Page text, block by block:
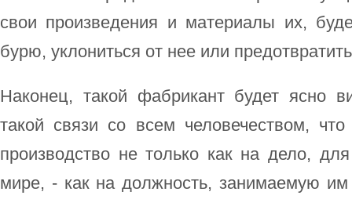
свои произведения и материалы их,
бурю, уклониться от нее или
Наконец, такой фабрикант будет ясно
такой связи со всем человечеством,
производство не только как на дело,
мире, - как на должность, занимаемую